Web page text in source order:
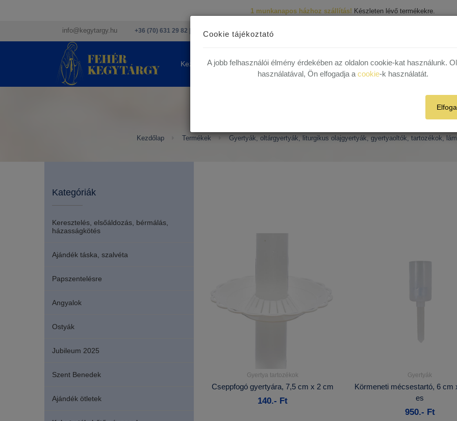
1 munkanapos házhoz szállítás! Készleten lévő termékekre.
1 munkanapos házhoz szállítás!
info@kegytargy.hu +36 (70) 631 29 82 | +36 ( 1 ) 201 29 82
Kezdőlap Termékek Rólunk Híreink Kapcsolat Plébániák
Kezdőlap Termékek Gyertyák, oltárgyertyák, liturgikus olajgyertyák, gyertyaoltók, tartozékok,
Részletek...
Kosárba
Gyertya tartozékok
Cseppfogó gyertyára, 7,5 cm x 2 cm
140.- Ft
Részletek...
Kosárba
Gyertyák
Körmeneti mécsestartó, 6 cm
es
950.- Ft
Kategóriák
Keresztelés, elsőáldozás, bérmálás,
házasságkötés
Ajándék táska, szalvéta
Papszentelésre
Angyalok
Ostyák
Jubileum 2025
Szent Benedek
Ajándék ötletek
Cookie tájékoztató
A jobb felhasználói élmény érdekében az oldalon cookie-kat használunk.
használatával, Ön elfogadja a cookie-k használatát.